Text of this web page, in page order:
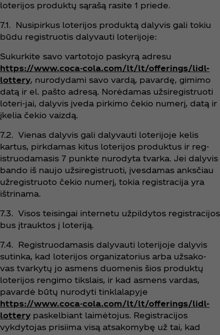
loterijos produktų sąrašą rasite 1 priede.
7.1. Nusipirkus loterijos produktą dalyvis gali tokiu
būdu registruotis dalyvauti loterijoje:
Sukurkite savo vartotojo paskyrą adresu
https://www.coca-cola.com/lt/lt/offerings/lidl-
lottery, nurodydami savo vardą, pavardę, gimimo
datą ir el. pašto adresą. Norėdamas užsiregistruoti
loteri-jai, dalyvis įveda pirkimo čekio numerį, datą ir
įkelia čekio vaizdą.
7.2. Vienas dalyvis gali dalyvauti loterijoje kelis
kartus, pirkdamas kitus loterijos produktus ir reg-
istruodamasis 7 punkte nurodyta tvarka. Jei dalyvis
bando iš naujo užsiregistruoti, įvesdamas anksčiau
užregistruoto čekio numerį, tokia registracija yra
ištrinama.
7.3. Visos teisingai internetu užpildytos registracijos
bus įtrauktos į loteriją.
7.4. Registruodamasis dalyvauti loterijoje dalyvis
sutinka, kad loterijos organizatorius arba užsako-
vas tvarkytų jo asmens duomenis šios produktų
loterijos rengimo tikslais, ir kad asmens vardas,
pavardė būtų nurodyti tinklalapyje
https://www.coca-cola.com/lt/lt/offerings/lidl-
lottery paskelbiant laimėtojus. Registracijos
vykdytojas prisiima visą atsakomybę už tai, kad